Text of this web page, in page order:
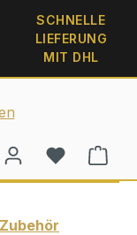
SCHNELLE
LIEFERUNG
MIT DHL